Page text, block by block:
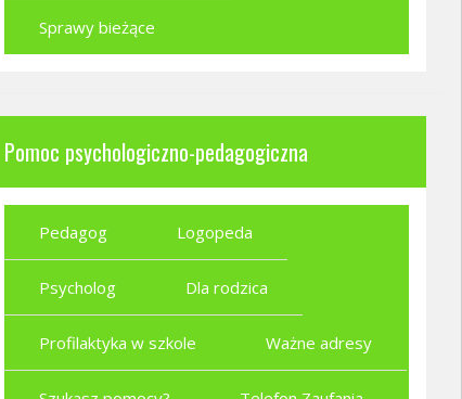
Sprawy bieżące
Pomoc psychologiczno-pedagogiczna
Pedagog Logopeda
Psycholog Dla rodzica
Profilaktyka w szkole Ważne adresy